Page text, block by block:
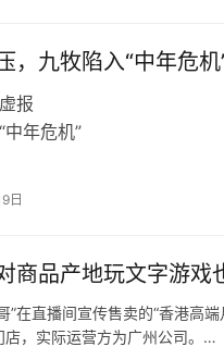
，九牧陷入“中年危机
报
中年危机”
销售额将达到1000亿元人民
工商联发布的“2020福建
63.16亿元，若以此为基
日
商品产地玩文字游戏
”在直播间宣传售卖的“香港高
，实际运营方为广州公司。